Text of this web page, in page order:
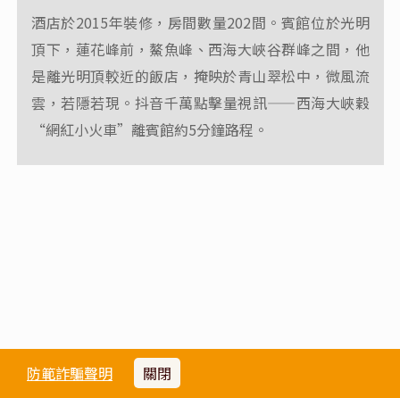
防範詐騙聲明 關閉
酒店於2015年裝修，房間數量202間。賓館位於光明
頂下，蓮花峰前，鰲魚峰、西海大峽谷群峰之間，他
是離光明頂較近的飯店，掩映於青山翠松中，微風流
雲，若隱若現。抖音千萬點擊量視訊——西海大峽穀
“網紅小火車”離賓館約5分鐘路程。